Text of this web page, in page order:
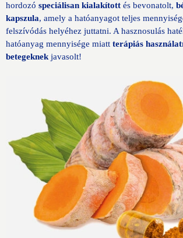
hordozó speciálisan kialakított és bevonatolt,
kapszula, amely a hatóanyagot teljes
felszívódás helyéhez juttatni. A hasznosulás
hatóanyag mennyisége miatt terápiás
betegeknekjavasolt!